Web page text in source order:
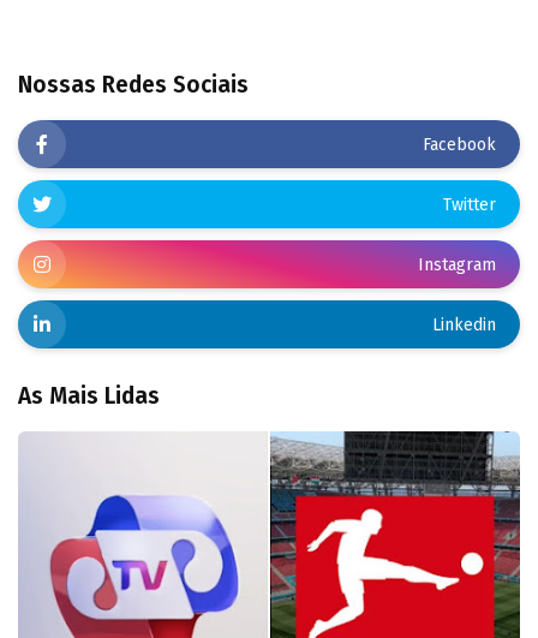
Nossas Redes Sociais
Facebook
Twitter
Instagram
Linkedin
As Mais Lidas